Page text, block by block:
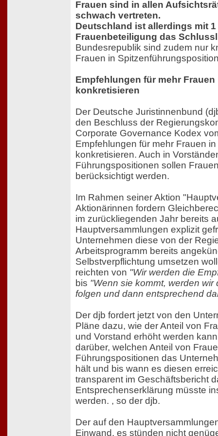
Frauen sind in allen
schwach vertreten.
Deutschland ist allerdings mit 1
Frauenbeteiligung das
Bundesrepublik sind zudem nur
Frauen in
Empfehlungen für mehr
konkretisieren
Der Deutsche Juristinnenbund
den Beschluss der
Corporate Governance Kodex
Empfehlungen für mehr Frauen
konkretisieren. Auch in
Führungspositionen sollen
berücksichtigt werden.
Im Rahmen seiner Aktion
Aktionärinnen fordern
im zurückliegenden Jahr bereits
Hauptversammlungen explizit
Unternehmen diese von der
Arbeitsprogramm bereits
Selbstverpflichtung umsetzen
reichten von "Wir werden die
bis "Wenn sie kommt, werden wir
folgen und dann entsprechend
Der djb fordert jetzt von den
Pläne dazu, wie der Anteil von
und Vorstand erhöht werden
darüber, welchen Anteil von
Führungspositionen das
hält und bis wann es diesen
transparent im Geschäftsbericht
Entsprechenserklärung müsste
werden. , so der djb.
Der auf den
Einwand, es stünden nicht